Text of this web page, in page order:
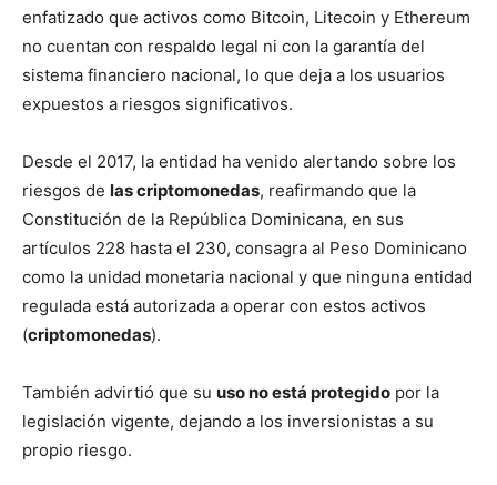
enfatizado que activos como Bitcoin, Litecoin y Ethereum
no cuentan con respaldo legal ni con la garantía del
sistema financiero nacional, lo que deja a los usuarios
expuestos a riesgos significativos.
Desde el 2017, la entidad ha venido alertando sobre los
riesgos de las criptomonedas, reafirmando que la
Constitución de la República Dominicana, en sus
artículos 228 hasta el 230, consagra al Peso Dominicano
como la unidad monetaria nacional y que ninguna entidad
regulada está autorizada a operar con estos activos
(criptomonedas).
También advirtió que su uso no está protegido por la
legislación vigente, dejando a los inversionistas a su
propio riesgo.